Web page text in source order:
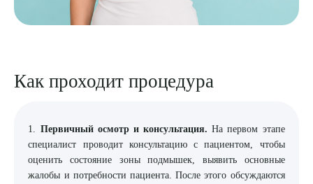
Как проходит процедура
1. Первичный осмотр и консультация. На первом этапе
специалист проводит консультацию с пациентом, чтобы
оценить состояние зоны подмышек, выявить основные
жалобы и потребности пациента. После этого обсуждаются